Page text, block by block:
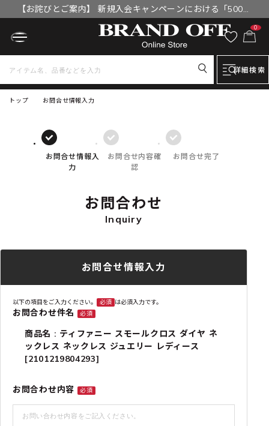
【お詫びとご案内】 新規入会キャンペーンにおける「500円
OFFクーポン」付与漏れと補填について
0
詳細検索
トップ お問合せ情報入力
お問合せ情報入
力
お問合せ内容確
認
お問合せ完了
お問合わせ
Inquiry
お問合せ情報入力
以下の項目をご入力ください。 必須 は必須入力です。
お問合わせ件名 必須
商品名 : ティファニー スモールクロス ダイヤ ネ
ックレス ネックレス ジュエリー レディース
[2101219804293]
お問合わせ内容 必須